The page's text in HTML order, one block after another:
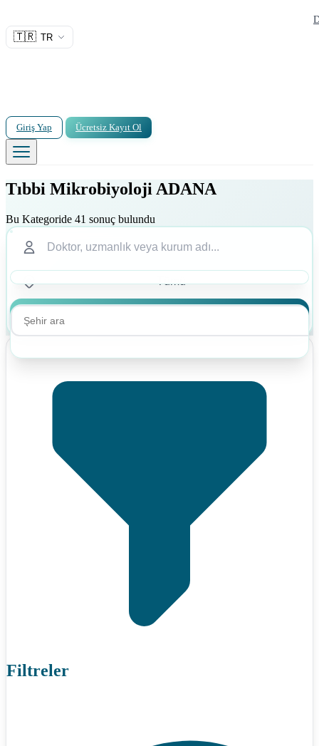
🇹🇷 TR
Giriş Yap Ücretsiz Kayıt Ol
Tıbbi Mikrobiyoloji ADANA
Bu Kategoride 41 sonuç bulundu
Filtreler